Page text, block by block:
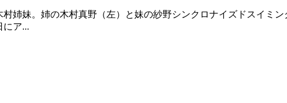
姉妹。姉の木村真野（左）と妹の紗野シンクロナイズドスイミ
にア...